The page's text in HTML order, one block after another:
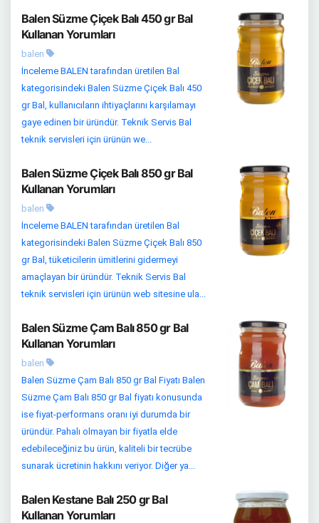
Balen Süzme Çiçek Balı 450 gr Bal
Kullanan Yorumları
balen
İnceleme BALEN tarafından üretilen Bal
kategorisindeki Balen Süzme Çiçek Balı 450
gr Bal, kullanıcıların ihtiyaçlarını karşılamayı
gaye edinen bir üründür. Teknik Servis Bal
teknik servisleri için ürünün we...
Balen Süzme Çiçek Balı 850 gr Bal
Kullanan Yorumları
balen
İnceleme BALEN tarafından üretilen Bal
kategorisindeki Balen Süzme Çiçek Balı 850
gr Bal, tüketicilerin ümitlerini gidermeyi
amaçlayan bir üründür. Teknik Servis Bal
teknik servisleri için ürünün web sitesine ula...
Balen Süzme Çam Balı 850 gr Bal
Kullanan Yorumları
balen
Balen Süzme Çam Balı 850 gr Bal Fiyatı Balen
Süzme Çam Balı 850 gr Bal fiyatı konusunda
ise fiyat-performans oranı iyi durumda bir
üründür. Pahalı olmayan bir fiyatla elde
edebileceğiniz bu ürün, kaliteli bir tecrübe
sunarak ücretinin hakkını veriyor. Diğer ya...
Balen Kestane Balı 250 gr Bal
Kullanan Yorumları